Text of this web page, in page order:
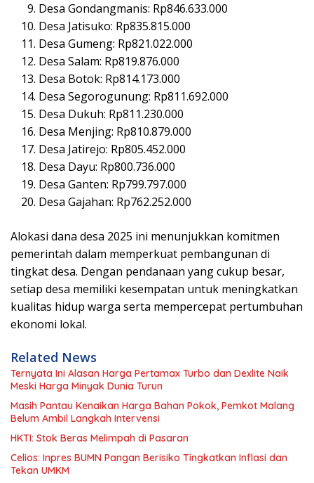
Desa Gondangmanis: Rp846.633.000
Desa Jatisuko: Rp835.815.000
Desa Gumeng: Rp821.022.000
Desa Salam: Rp819.876.000
Desa Botok: Rp814.173.000
Desa Segorogunung: Rp811.692.000
Desa Dukuh: Rp811.230.000
Desa Menjing: Rp810.879.000
Desa Jatirejo: Rp805.452.000
Desa Dayu: Rp800.736.000
Desa Ganten: Rp799.797.000
Desa Gajahan: Rp762.252.000
Alokasi dana desa 2025 ini menunjukkan komitmen
pemerintah dalam memperkuat pembangunan di
tingkat desa. Dengan pendanaan yang cukup besar,
setiap desa memiliki kesempatan untuk meningkatkan
kualitas hidup warga serta mempercepat pertumbuhan
ekonomi lokal.
Related News
Ternyata Ini Alasan Harga Pertamax Turbo dan Dexlite Naik
Meski Harga Minyak Dunia Turun
Masih Pantau Kenaikan Harga Bahan Pokok, Pemkot Malang
Belum Ambil Langkah Intervensi
HKTI: Stok Beras Melimpah di Pasaran
Celios: Inpres BUMN Pangan Berisiko Tingkatkan Inflasi dan
Tekan UMKM